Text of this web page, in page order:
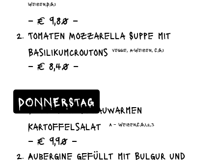
Weizen,D,G,I
– € 9,80 –
Tomaten Mozzarella Suppe mit
Basilikumcroutons
veggie, A-Weizen, C,G,I
– € 8,40 –
DONNERSTAG
Schnitzel an lauwarmen
Kartoffelsalat
A – Weizen,C,G,I,2,3
– € 9,90 –
Aubergine gefüllt mit Bulgur und